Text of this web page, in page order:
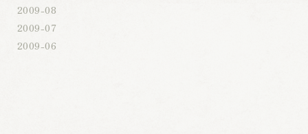
2009-08
2009-07
2009-06